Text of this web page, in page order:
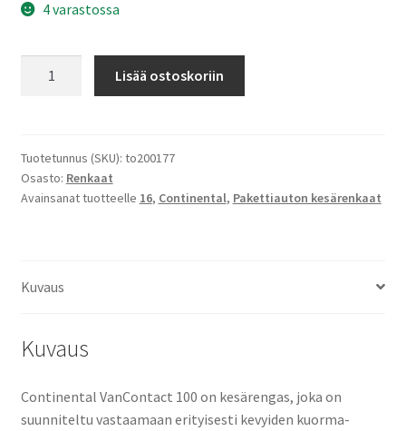
4 varastossa
100
määrä
Lisää ostoskoriin
Tuotetunnus (SKU): to200177
Osasto: Renkaat
Avainsanat tuotteelle 16, Continental, Pakettiauton kesärenkaat
Kuvaus
Kuvaus
Continental VanContact 100 on kesärengas, joka on
suunniteltu vastaamaan erityisesti kevyiden kuorma-